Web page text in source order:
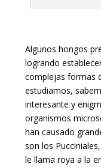
Algunos hongos
logrando
complejas formas
estudiamos,
interesante y
organismos
han causado
son los
le llama roya a la